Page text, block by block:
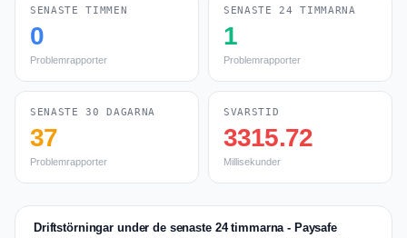
SENASTE TIMMEN
0
Problemrapporter
SENASTE 24 TIMMARNA
1
Problemrapporter
SENASTE 30 DAGARNA
37
Problemrapporter
SVARSTID
3315.72
Millisekunder
Driftstörningar under de senaste 24 timmarna - Paysafe